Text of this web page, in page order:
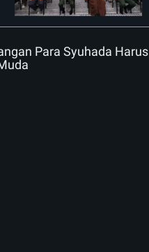
Para Syuhada Harus